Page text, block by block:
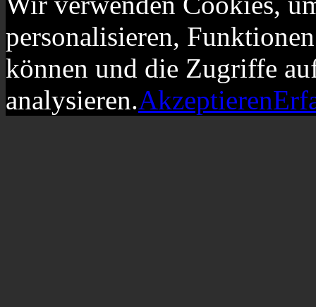
personalisieren,
können und die Zugriffe
analysieren.Akzeptieren